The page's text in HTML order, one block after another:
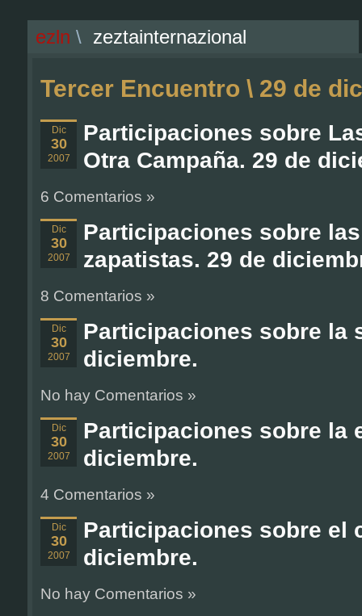
ezln \ zeztainternazional
Tercer Encuentro \ 29 de
Dic
30
2007
Participaciones sobre
Otra Campaña. 29 de
6 Comentarios »
Dic
30
2007
Participaciones sobre
zapatistas. 29 de
8 Comentarios »
Dic
30
2007
Participaciones sobre la
diciembre.
No hay Comentarios »
Dic
30
2007
Participaciones sobre la
diciembre.
4 Comentarios »
Dic
30
2007
Participaciones sobre el
diciembre.
No hay Comentarios »